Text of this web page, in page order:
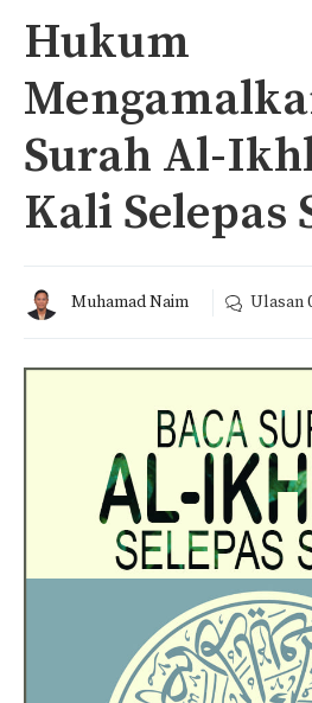
Hukum
Surah Al-
Kali Selepas
Muhamad Naim Ulasan